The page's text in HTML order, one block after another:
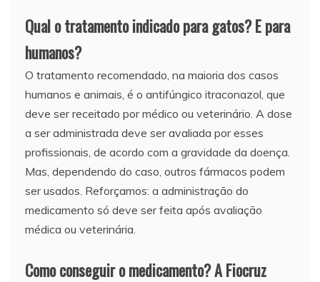
Qual o tratamento indicado para gatos? E para
humanos?
O tratamento recomendado, na maioria dos casos
humanos e animais, é o antifúngico itraconazol, que
deve ser receitado por médico ou veterinário. A dose
a ser administrada deve ser avaliada por esses
profissionais, de acordo com a gravidade da doença.
Mas, dependendo do caso, outros fármacos podem
ser usados. Reforçamos: a administração do
medicamento só deve ser feita após avaliação
médica ou veterinária.
Como conseguir o medicamento? A Fiocruz